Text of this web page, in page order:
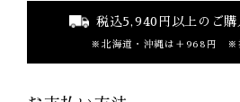
税込5,940円以上のご購
北海道・沖縄は＋968円 ※